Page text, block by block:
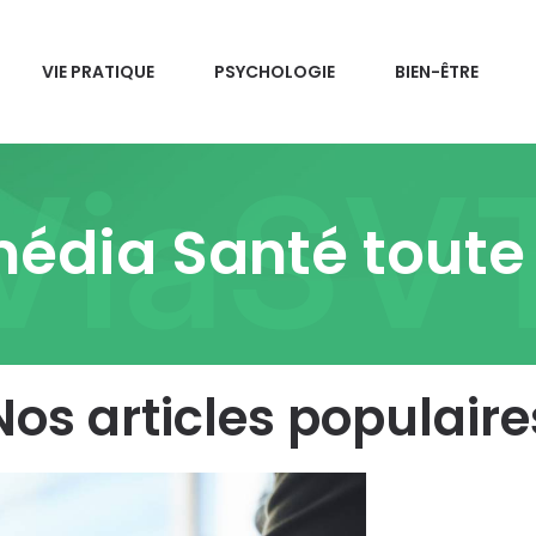
VIE PRATIQUE PSYCHOLOGIE BIEN-ÊTRE
Santé
articles